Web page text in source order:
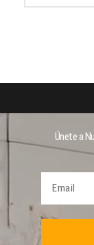
Únete a